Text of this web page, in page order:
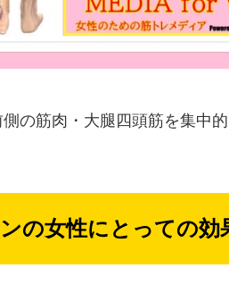
の筋肉・大腿四頭筋を集中
の女性にとっての効